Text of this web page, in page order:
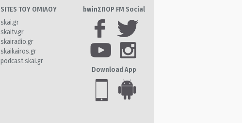
SITES ΤΟΥ ΟΜΙΛΟΥ
skai.gr
skaitv.gr
skairadio.gr
skaikairos.gr
podcast.skai.gr
bwinΣΠΟΡ FM Social
Download App